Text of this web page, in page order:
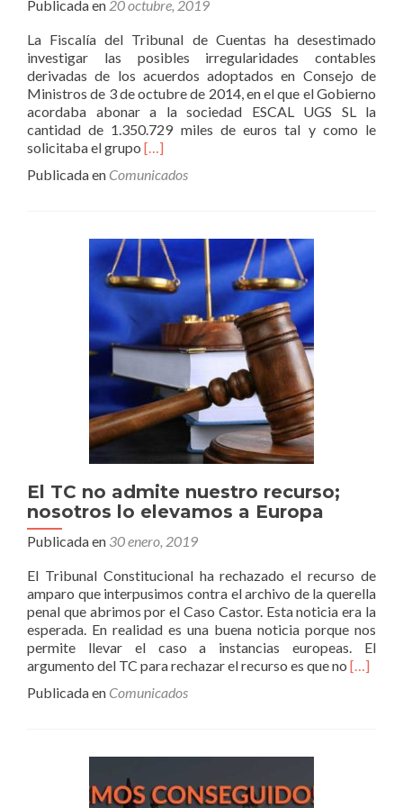
Publicada en 20 octubre, 2019
La Fiscalía del Tribunal de Cuentas ha desestimado
investigar las posibles irregularidades contables
derivadas de los acuerdos adoptados en Consejo de
Ministros de 3 de octubre de 2014, en el que el Gobierno
acordaba abonar a la sociedad ESCAL UGS SL la
cantidad de 1.350.729 miles de euros tal y como le
solicitaba el grupo Leer
Fiscalía
de
Cuentas
rechaza
investigar
si
aplicar
medidas
urgentes
y
excepcionales
al
pago
fue
un
para
arcas
públicas
[…]
Publicada en Comunicados
El TC no admite nuestro recurso;
nosotros lo elevamos a Europa
Publicada en 30 enero, 2019
El Tribunal Constitucional ha rechazado el recurso de
amparo que interpusimos contra el archivo de la querella
penal que abrimos por el Caso Castor. Esta noticia era la
esperada. En realidad es una buena noticia porque nos
permite llevar el caso a instancias europeas. El
argumento del TC para rechazar el recurso es que no Leer
[…]
Publicada en Comunicados